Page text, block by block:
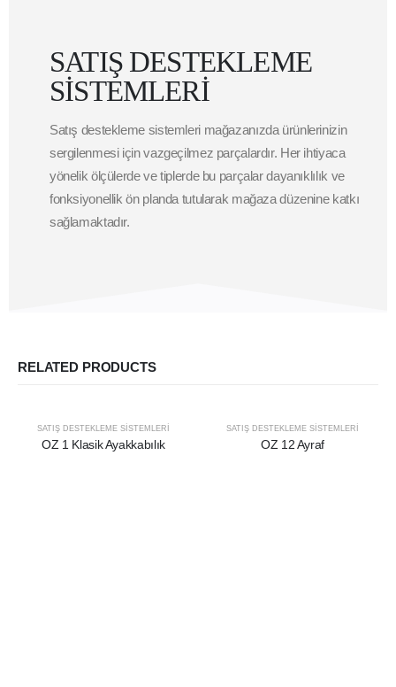
SATIŞ DESTEKLEME
SİSTEMLERİ
Satış destekleme sistemleri mağazanızda ürünlerinizin
sergilenmesi için vazgeçilmez parçalardır. Her ihtiyaca
yönelik ölçülerde ve tiplerde bu parçalar dayanıklılık ve
fonksiyonellik ön planda tutularak mağaza düzenine katkı
sağlamaktadır.
RELATED PRODUCTS
SATIŞ DESTEKLEME SİSTEMLERİ
OZ 1 Klasik Ayakkabılık
SATIŞ DESTEKLEME SİSTEMLERİ
OZ 12 Ayraf